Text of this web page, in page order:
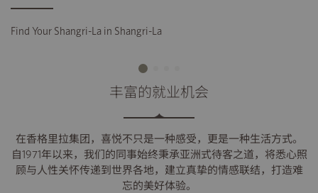
Find Your Shangri-La in Shangri-La
丰富的就业机会
在香格里拉集团，喜悦不只是一种感受，更是一种生活方式。
自1971年以来，我们的同事始终秉承亚洲式待客之道，将悉心照
顾与人性关怀传递到世界各地，建立真挚的情感联结，打造难
忘的美好体验。